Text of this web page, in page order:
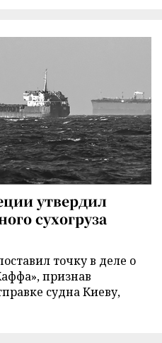
утвердил
сухогруза
точку в деле о
признав
судна Киеву,